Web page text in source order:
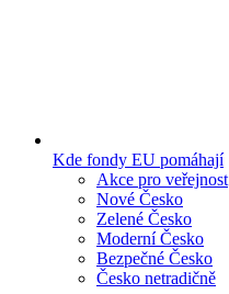
Kde fondy EU pomáhají
Akce pro veřejnost
Nové Česko
Zelené Česko
Moderní Česko
Bezpečné Česko
Česko netradičně